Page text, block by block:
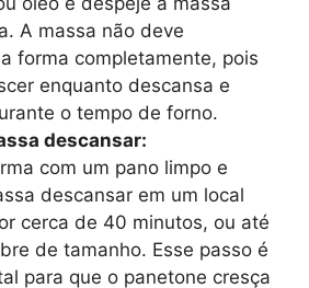
A massa não deve
forma completamente, pois
enquanto descansa e
o tempo de forno.
descansar:
com um pano limpo e
descansar em um local
cerca de 40 minutos, ou até
de tamanho. Esse passo é
para que o panetone cresça